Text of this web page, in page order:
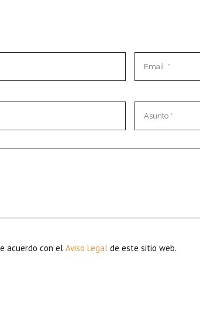
acuerdo con el Aviso Legalde este sitio web.